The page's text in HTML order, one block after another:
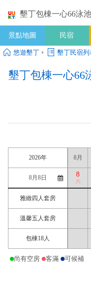
墾丁包棟一心66泳
景點地圖 民宿
悠遊墾丁 › 墾丁民宿列
墾丁包棟一心66
2026年
雅緻四人套房
溫馨五人套房
包棟18人
8月
8
六
尚有空房 客滿 可候補